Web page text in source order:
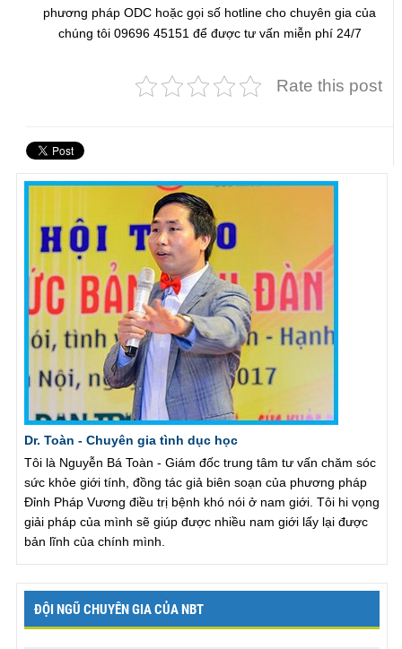
phương pháp ODC hoặc gọi số hotline cho chuyên gia của
chúng tôi 09696 45151 để được tư vấn miễn phí 24/7
Rate this post
Dr. Toàn - Chuyên gia tình dục học
Tôi là Nguyễn Bá Toàn - Giám đốc trung tâm tư vấn chăm sóc
sức khỏe giới tính, đồng tác giả biên soạn của phương pháp
Đỉnh Pháp Vương điều trị bệnh khó nói ở nam giới. Tôi hi vọng
giải pháp của mình sẽ giúp được nhiều nam giới lấy lại được
bản lĩnh của chính mình.
ĐỘI NGŨ CHUYÊN GIA CỦA NBT